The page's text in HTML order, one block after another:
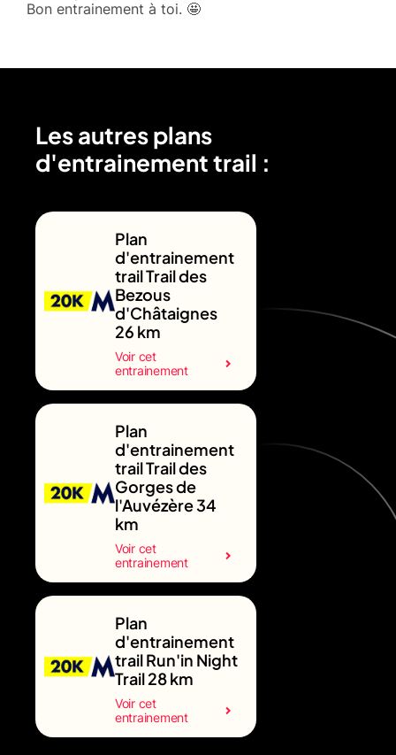
Bon entrainement à toi. 🤩
Les autres plans
d'entrainement trail :
Plan
d'entrainement
trail Trail des
Bezous
d'Châtaignes
26 km
Voir cet
entrainement
Plan
d'entrainement
trail Trail des
Gorges de
l'Auvézère 34
km
Voir cet
entrainement
Plan
d'entrainement
trail Run'in Night
Trail 28 km
Voir cet
entrainement